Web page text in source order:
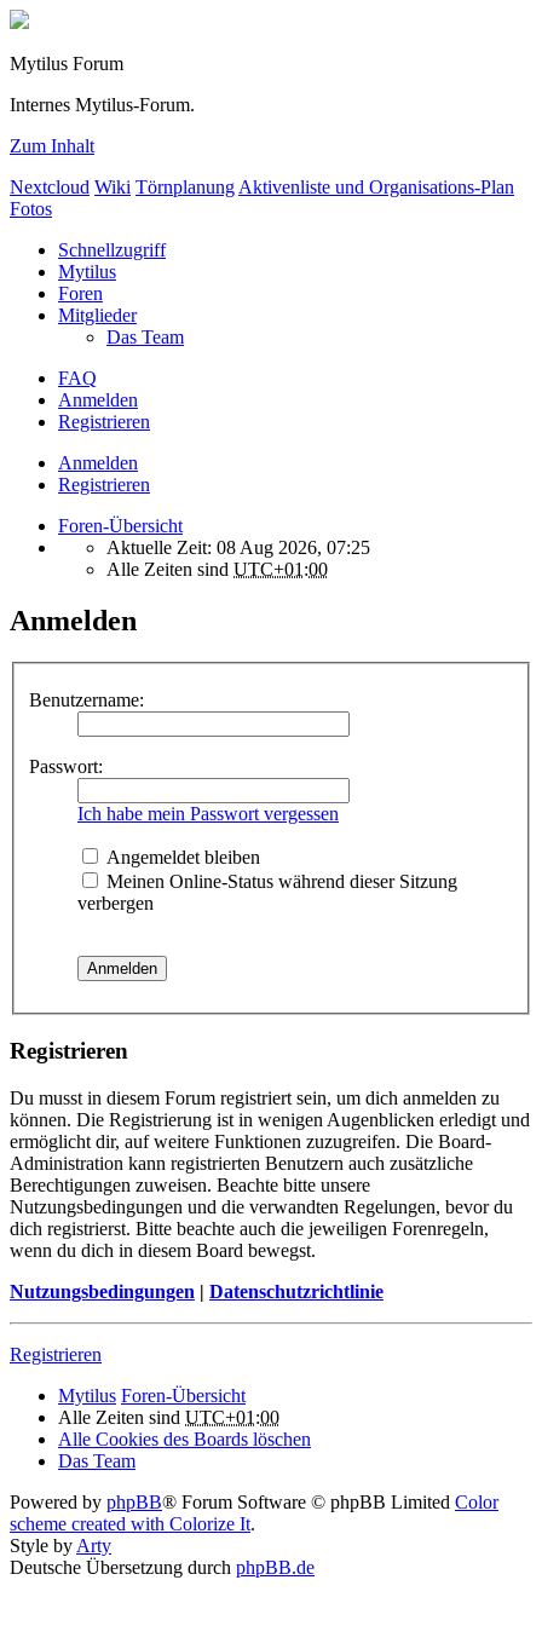
Mytilus Forum
Internes Mytilus-Forum.
Zum Inhalt
Nextcloud Wiki Törnplanung Aktivenliste und Organisations-Plan
Fotos
Schnellzugriff
Mytilus
Foren
Mitglieder
Das Team
FAQ
Anmelden
Registrieren
Anmelden
Registrieren
Foren-Übersicht
Aktuelle Zeit: 08 Aug 2026, 07:25
Alle Zeiten sind UTC+01:00
Anmelden
Benutzername:
Passwort:
Ich habe mein Passwort vergessen
Angemeldet bleiben
Meinen Online-Status während dieser Sitzung
verbergen
Registrieren
Du musst in diesem Forum registriert sein, um dich anmelden zu
können. Die Registrierung ist in wenigen Augenblicken erledigt und
ermöglicht dir, auf weitere Funktionen zuzugreifen. Die Board-
Administration kann registrierten Benutzern auch zusätzliche
Berechtigungen zuweisen. Beachte bitte unsere
Nutzungsbedingungen und die verwandten Regelungen, bevor du
dich registrierst. Bitte beachte auch die jeweiligen Forenregeln,
wenn du dich in diesem Board bewegst.
Nutzungsbedingungen | Datenschutzrichtlinie
Registrieren
Mytilus Foren-Übersicht
Alle Zeiten sind UTC+01:00
Alle Cookies des Boards löschen
Das Team
Powered by phpBB® Forum Software © phpBB Limited Color
scheme created with Colorize It.
Style by Arty
Deutsche Übersetzung durch phpBB.de